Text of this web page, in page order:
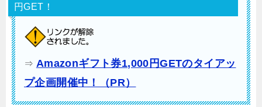
円GET！
⇒ Amazonギフト券1,000円GETのタイアッ
プ企画開催中！（PR）